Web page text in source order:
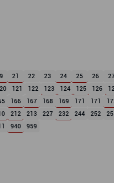
21 22 23 24 25 26
121 122 123 124 125 126
166 167 168 169 171 171
212 213 227 232 244 252
940 959